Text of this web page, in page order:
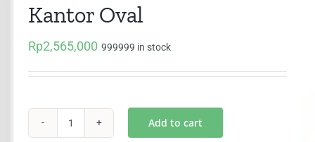
Kantor Oval
Rp2,565,000 999999 in stock
Add to cart